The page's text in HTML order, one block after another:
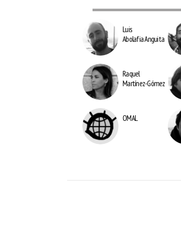
Luis
Abolafia Anguita
Raquel
Martínez-Gómez
OMAL